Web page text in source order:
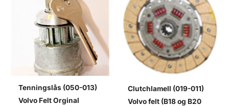
Tenningslås (050-013)
Volvo Felt Orginal
Clutchlamell (019-011)
Volvo felt (B18 og B20